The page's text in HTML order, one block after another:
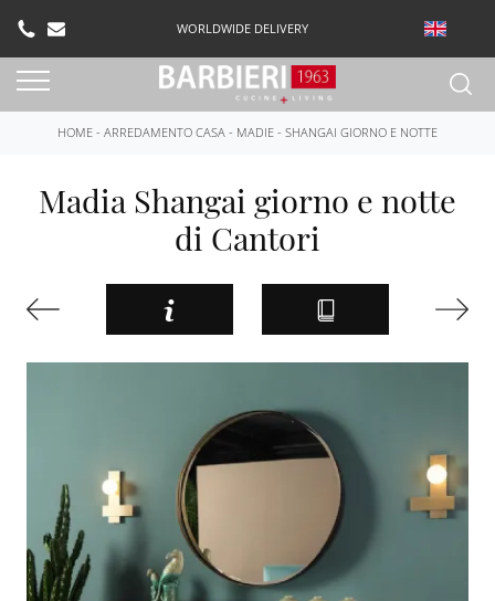
WORLDWIDE DELIVERY
HOME - ARREDAMENTO CASA - MADIE - SHANGAI GIORNO E NOTTE
Madia Shangai giorno e notte
di Cantori